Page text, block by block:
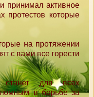
принимал активное
протестов которые
на протяжении
с вами все горести
для всех
в борьбе за